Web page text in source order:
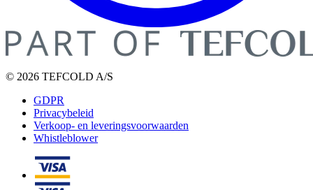
© 2026 TEFCOLD A/S
GDPR
Privacybeleid
Verkoop- en leveringsvoorwaarden
Whistleblower